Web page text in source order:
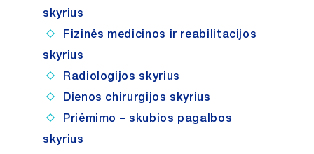
NUORODOS
DAŽNIAUSIAI
UŽDUODAMI
KLAUSIMAI
KONSULTAVIMASIS
SU VISUOMENE
skyrius
Fizinės medicinos ir reabilitacijos
skyrius
Radiologijos skyrius
Dienos chirurgijos skyrius
Priėmimo – skubios pagalbos
skyrius